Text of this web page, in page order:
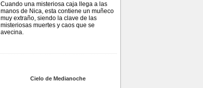
Cuando una misteriosa caja llega a las
manos de Nica, esta contiene un muñeco
muy extraño, siendo la clave de las
misteriosas muertes y caos que se
avecina.
Cielo de Medianoche